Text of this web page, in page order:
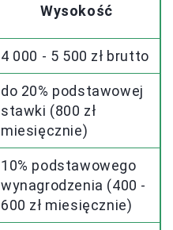
Wysokość
4 000 - 5 500 zł brutto
do 20% podstawowej
stawki (800 zł
miesięcznie)
10% podstawowego
wynagrodzenia (400 -
600 zł miesięcznie)